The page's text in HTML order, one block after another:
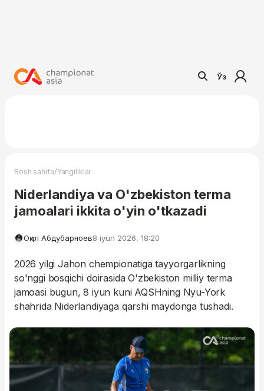
Ўз
Bosh sahifa/Yangiliklar
Niderlandiya va O'zbekiston terma
jamoalari ikkita o'yin o'tkazadi
Оқил Абдубарноев8 iyun 2026, 18:20
2026 yilgi Jahon chempionatiga tayyorgarlikning
so'nggi bosqichi doirasida O'zbekiston milliy terma
jamoasi bugun, 8 iyun kuni AQSHning Nyu-York
shahrida Niderlandiyaga qarshi maydonga tushadi.